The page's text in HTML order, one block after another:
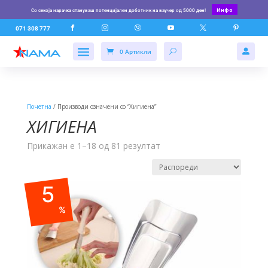
Со секоја нарачка стануваш потенцијален доботник на ваучер од 5000 ден! Инфо
071 308 777      
0 Артикли 
Почетна / Производи означени со “Хигиена”
ХИГИЕНА
Прикажан е 1–18 од 81 резултат
5
%